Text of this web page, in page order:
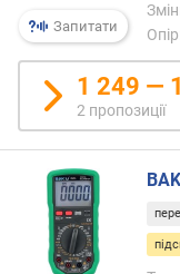
і
й
с
і
й
н
Запитати
1 249 —
2 пропозиції